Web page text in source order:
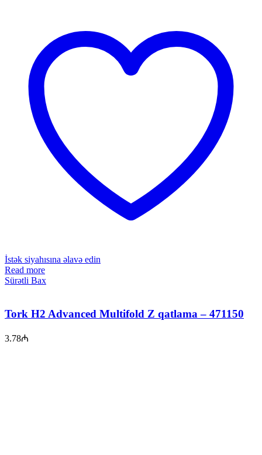
İstək siyahısına əlavə edin
Read more
Sürətli Bax
Tork H2 Advanced Multifold Z qatlama – 471150
3.78₼